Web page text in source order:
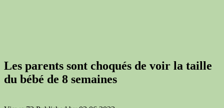
Les parents sont choqués de voir la taille
du bébé de 8 semaines